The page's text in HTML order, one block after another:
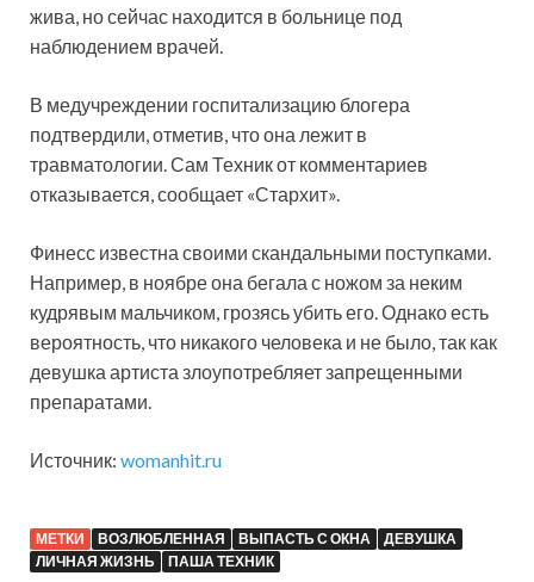
жива, но сейчас находится в больнице под
наблюдением врачей.
В медучреждении госпитализацию блогера
подтвердили, отметив, что она лежит в
травматологии. Сам Техник от комментариев
отказывается, сообщает «Стархит».
Финесс известна своими скандальными поступками.
Например, в ноябре она бегала с ножом за неким
кудрявым мальчиком, грозясь убить его. Однако есть
вероятность, что никакого человека и не было, так как
девушка артиста злоупотребляет запрещенными
препаратами.
Источник: womanhit.ru
МЕТКИ ВОЗЛЮБЛЕННАЯ ВЫПАСТЬ С ОКНА
ДЕВУШКА
ЛИЧНАЯ ЖИЗНЬ
ПАША ТЕХНИК